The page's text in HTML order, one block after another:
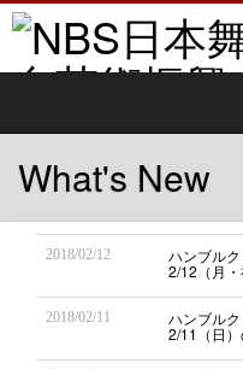
What's New
2018/02/12 ハンブル
2/12（月
2018/02/11 ハンブル
2/11（日